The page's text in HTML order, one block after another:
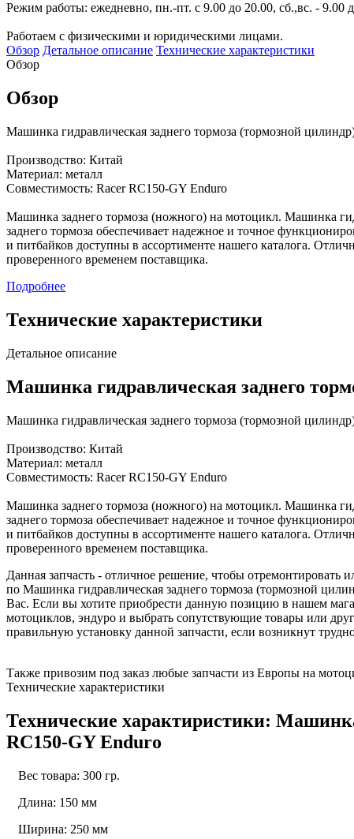
Режим работы: ежедневно, пн.-пт. с 9.00 до 20.00, сб.,вс. - 9.00
Работаем с физическими и юридическими лицами.
Обзор Детальное описание Технические характеристики
Обзор
Обзор
Машинка гидравлическая заднего тормоза (тормозной
Производство: Китай
Материал: металл
Совместимость: Racer RC150-GY Enduro
Машинка заднего тормоза (ножного) на мотоцикл. Машинка
заднего тормоза обеспечивает надежное и точное
и питбайков доступны в ассортименте нашего каталога.
проверенного временем поставщика.
Подробнее
Технические характеристики
Детальное описание
Машинка гидравлическая заднего
Машинка гидравлическая заднего тормоза (тормозной
Производство: Китай
Материал: металл
Совместимость: Racer RC150-GY Enduro
Машинка заднего тормоза (ножного) на мотоцикл. Машинка
заднего тормоза обеспечивает надежное и точное
и питбайков доступны в ассортименте нашего каталога.
проверенного временем поставщика.
Данная запчасть - отличное решение, чтобы
по Машинка гидравлическая заднего тормоза (тормозной
Вас. Если вы хотите приобрести данную позицию в нашем
мотоциклов, эндуро и выбрать сопутствующие товары или
правильную установку данной запчасти, если возникнут
Также привозим под заказ любые запчасти из Европы на
Технические характеристики
Технические характиристики:
RC150-GY Enduro
Вес товара: 300 гр.
Длина: 150 мм
Ширина: 250 мм